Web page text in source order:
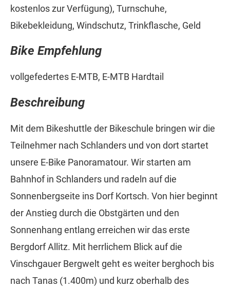
kostenlos zur Verfügung), Turnschuhe,
Bikebekleidung, Windschutz, Trinkflasche, Geld
Bike Empfehlung
vollgefedertes E-MTB, E-MTB Hardtail
Beschreibung
Mit dem Bikeshuttle der Bikeschule bringen wir die
Teilnehmer nach Schlanders und von dort startet
unsere E-Bike Panoramatour. Wir starten am
Bahnhof in Schlanders und radeln auf die
Sonnenbergseite ins Dorf Kortsch. Von hier beginnt
der Anstieg durch die Obstgärten und den
Sonnenhang entlang erreichen wir das erste
Bergdorf Allitz. Mit herrlichem Blick auf die
Vinschgauer Bergwelt geht es weiter berghoch bis
nach Tanas (1.400m) und kurz oberhalb des